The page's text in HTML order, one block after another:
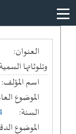
العنوان:
وتلوثاتها السمية
اسم المؤلف:
الموضوع
السنة:
الموضوع